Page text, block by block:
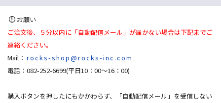
お願い
ご注文後、５分以内に「自動配信メール」が届かない場合は下記までご
連絡ください。
Mail： rocks-shop@rocks-inc.com
電話：082-252-6699(平日10：00～16：00)
購入ボタンを押したにもかかわらず、「自動配信メール」を受信しない